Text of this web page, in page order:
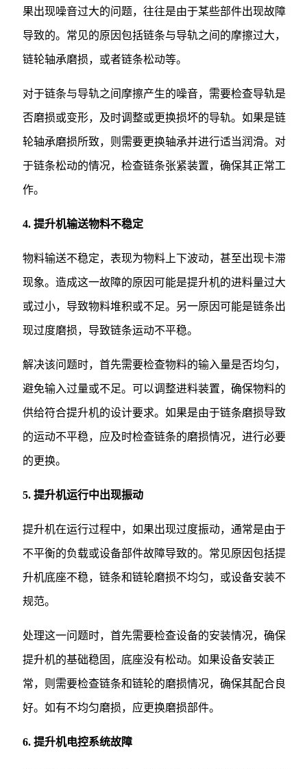
果出现噪音过大的问题，往往是由于某些部件出现故障
导致的。常见的原因包括链条与导轨之间的摩擦过大，
链轮轴承磨损，或者链条松动等。
对于链条与导轨之间摩擦产生的噪音，需要检查导轨是
否磨损或变形，及时调整或更换损坏的导轨。如果是链
轮轴承磨损所致，则需要更换轴承并进行适当润滑。对
于链条松动的情况，检查链条张紧装置，确保其正常工
作。
4. 提升机输送物料不稳定
物料输送不稳定，表现为物料上下波动，甚至出现卡滞
现象。造成这一故障的原因可能是提升机的进料量过大
或过小，导致物料堆积或不足。另一原因可能是链条出
现过度磨损，导致链条运动不平稳。
解决该问题时，首先需要检查物料的输入量是否均匀，
避免输入过量或不足。可以调整进料装置，确保物料的
供给符合提升机的设计要求。如果是由于链条磨损导致
的运动不平稳，应及时检查链条的磨损情况，进行必要
的更换。
5. 提升机运行中出现振动
提升机在运行过程中，如果出现过度振动，通常是由于
不平衡的负载或设备部件故障导致的。常见原因包括提
升机底座不稳，链条和链轮磨损不均匀，或设备安装不
规范。
处理这一问题时，首先需要检查设备的安装情况，确保
提升机的基础稳固，底座没有松动。如果设备安装正
常，则需要检查链条和链轮的磨损情况，确保其配合良
好。如有不均匀磨损，应更换磨损部件。
6. 提升机电控系统故障